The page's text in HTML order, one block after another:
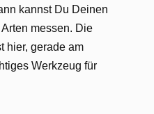
kannst Du Deinen
messen. Die
hier, gerade am
Werkzeug für